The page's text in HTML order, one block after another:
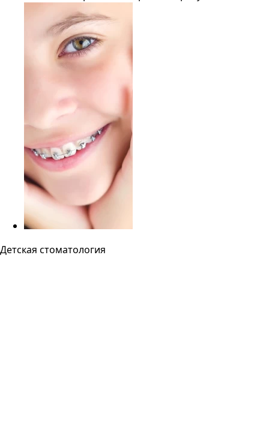
Детская стоматология